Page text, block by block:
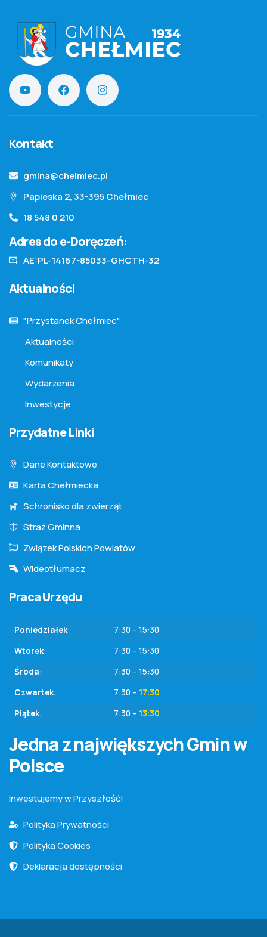
Kontakt
gmina@chelmiec.pl
Papieska 2, 33-395 Chełmiec
18 548 0 210
Adres do e-Doręczeń:
AE:PL-14167-85033-GHCTH-32
Praca Urzędu
Poniedziałek:
7:30 – 15:30
Wtorek:
7:30 – 15:30
Środa:
7:30 – 15:30
Czwartek: 7:30 – 17:30
Piątek: 7:30 – 13:30
Aktualności
"Przystanek Chełmiec"
Aktualności
Komunikaty
Wydarzenia
Inwestycje
Przydatne Linki
Dane Kontaktowe
Karta Chełmiecka
Schronisko dla zwierząt
Straż Gminna
Związek Polskich Powiatów
Wideotłumacz
Jedna z największych Gmin w
Polsce
Inwestujemy w Przyszłość!
Polityka Prywatności
Polityka Cookies
Deklaracja dostępności